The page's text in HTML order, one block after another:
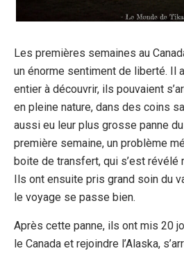
Les premières semaines au
un énorme sentiment de liberté. Il
entier à découvrir, ils pouvaient
en pleine nature, dans des coins
aussi eu leur plus grosse panne
première semaine, un problème
boite de transfert, qui s’est révélé
Ils ont ensuite pris grand soin du
le voyage se passe bien.
Après cette panne, ils ont mis 20
le Canada et rejoindre l’Alaska,